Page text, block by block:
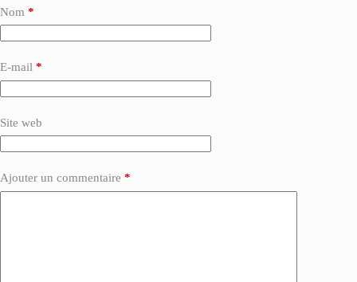
Nom *
E-mail *
Site web
Ajouter un commentaire *